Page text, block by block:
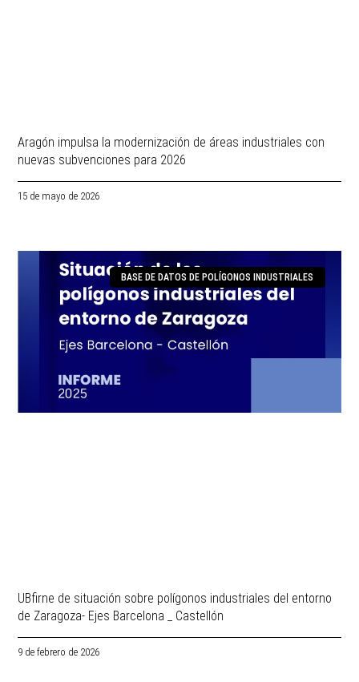
Aragón impulsa la modernización de áreas industriales con
nuevas subvenciones para 2026
15 de mayo de 2026
BASE DE DATOS DE POLÍGONOS INDUSTRIALES
UBfirne de situación sobre polígonos industriales del entorno
de Zaragoza- Ejes Barcelona _ Castellón
9 de febrero de 2026